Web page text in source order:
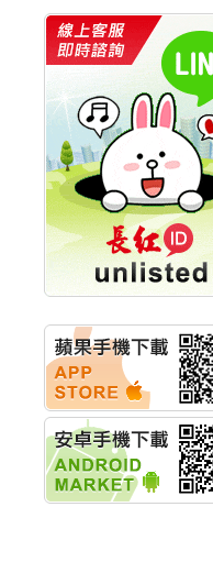
統一投信:主動式
價 被盯上
新光人壽保險:新壽
價金將達996億
宇辰系統科技:宇
創新高 啟動興櫃
計畫
明緯企業:明緯永
競賽 以電源驅動
量
秀育企業:秀育
能系統 獲國內首
認證
聯博投信:聯博
從容擁抱台股主流
華旭先進:代重要
碩通散熱股份有
公告董事會通過
及代理發
華旭先進:代重要
碩通散熱股份有
公告董事會決議
工認股權
華旭先進:代重要